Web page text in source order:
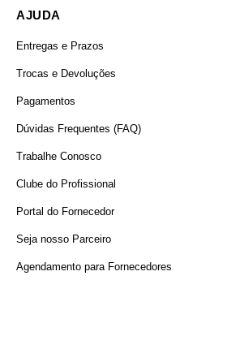
AJUDA
Entregas e Prazos
Trocas e Devoluções
Pagamentos
Dúvidas Frequentes (FAQ)
Trabalhe Conosco
Clube do Profissional
Portal do Fornecedor
Seja nosso Parceiro
Agendamento para Fornecedores